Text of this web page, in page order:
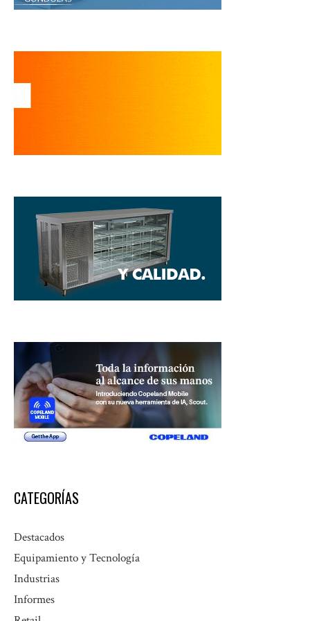
CATEGORÍAS
Destacados
Equipamiento y Tecnología
Industrias
Informes